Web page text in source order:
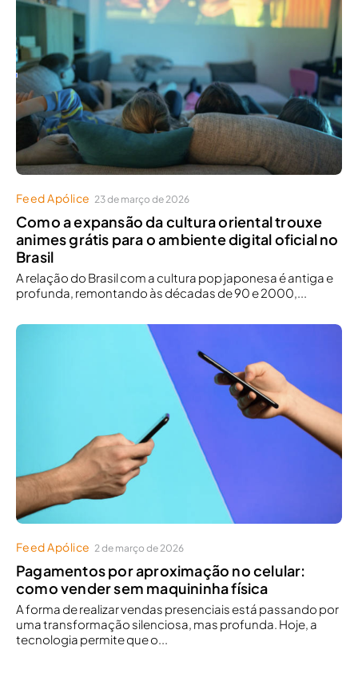
Feed Apólice 23 de março de 2026
Como a expansão da cultura oriental trouxe
animes grátis para o ambiente digital oficial no
Brasil
A relação do Brasil com a cultura pop japonesa é antiga e
profunda, remontando às décadas de 90 e 2000,...
Feed Apólice 2 de março de 2026
Pagamentos por aproximação no celular:
como vender sem maquininha física
A forma de realizar vendas presenciais está passando por
uma transformação silenciosa, mas profunda. Hoje, a
tecnologia permite que o...